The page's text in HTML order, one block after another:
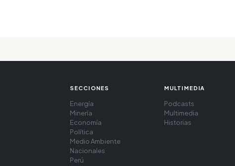
SECCIONES
Energía
Minería
Economía
Política
Medio Ambiente
Nacionales
Perú
MULTIMEDIA
Podcasts
Multimedia
Historias